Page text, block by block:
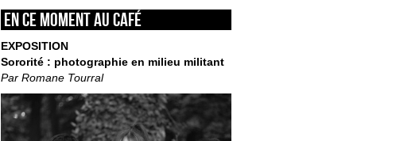
En ce moment au café
EXPOSITION
Sororité : photographie en milieu militant
Par Romane Tourral